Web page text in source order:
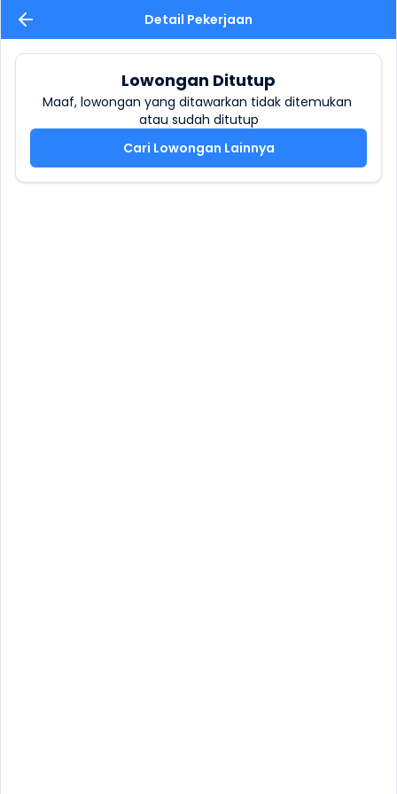
Detail Pekerjaan
Lowongan Ditutup
Maaf, lowongan yang ditawarkan tidak ditemukan
atau sudah ditutup
Cari Lowongan Lainnya